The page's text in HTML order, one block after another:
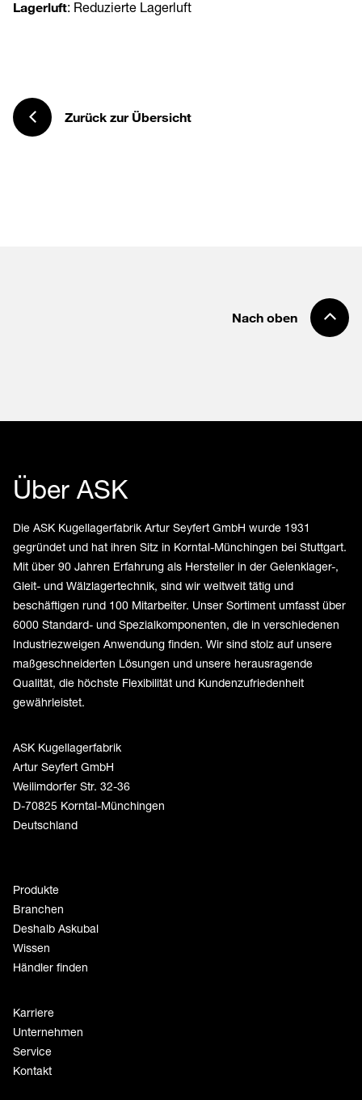
Lagerluft: Reduzierte Lagerluft
Zurück zur Übersicht
Nach oben
Über ASK
Die ASK Kugellagerfabrik Artur Seyfert GmbH wurde 1931
gegründet und hat ihren Sitz in Korntal-Münchingen bei Stuttgart.
Mit über 90 Jahren Erfahrung als Hersteller in der Gelenklager-,
Gleit- und Wälzlagertechnik, sind wir weltweit tätig und
beschäftigen rund 100 Mitarbeiter. Unser Sortiment umfasst über
6000 Standard- und Spezialkomponenten, die in verschiedenen
Industriezweigen Anwendung finden. Wir sind stolz auf unsere
maßgeschneiderten Lösungen und unsere herausragende
Qualität, die höchste Flexibilität und Kundenzufriedenheit
gewährleistet.
ASK Kugellagerfabrik
Artur Seyfert GmbH
Weilimdorfer Str. 32-36
D-70825 Korntal-Münchingen
Deutschland
Produkte
Branchen
Deshalb Askubal
Wissen
Händler finden
Karriere
Unternehmen
Service
Kontakt